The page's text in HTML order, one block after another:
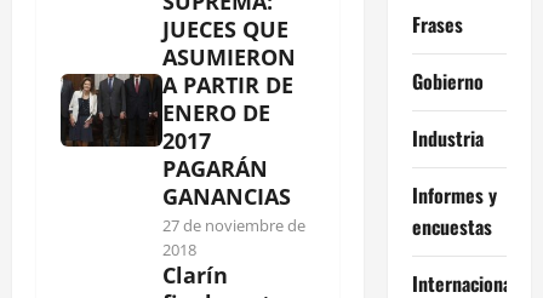
JUECES QUE
ASUMIERON
A PARTIR DE
ENERO DE
2017
PAGARÁN
GANANCIAS
27 de noviembre de
2018
Clarín
Frases
Gobierno
Industria
Informes y
encuestas
Internacional